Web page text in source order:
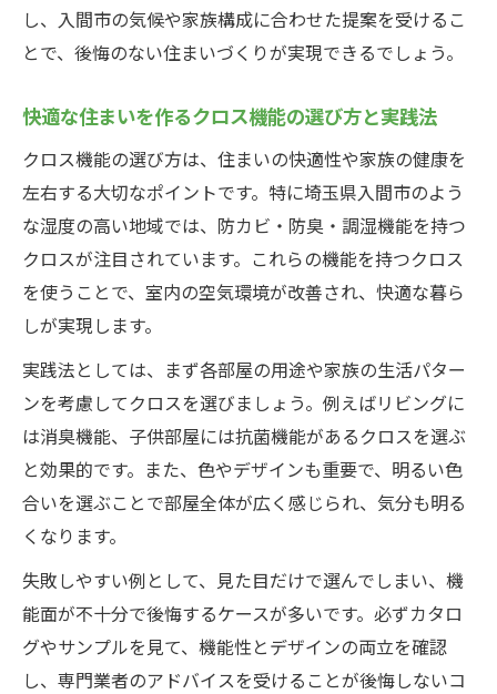
し、入間市の気候や家族構成に合わせた提案を受けるこ
とで、後悔のない住まいづくりが実現できるでしょう。
快適な住まいを作るクロス機能の選び方と実践法
クロス機能の選び方は、住まいの快適性や家族の健康を
左右する大切なポイントです。特に埼玉県入間市のよう
な湿度の高い地域では、防カビ・防臭・調湿機能を持つ
クロスが注目されています。これらの機能を持つクロス
を使うことで、室内の空気環境が改善され、快適な暮ら
しが実現します。
実践法としては、まず各部屋の用途や家族の生活パター
ンを考慮してクロスを選びましょう。例えばリビングに
は消臭機能、子供部屋には抗菌機能があるクロスを選ぶ
と効果的です。また、色やデザインも重要で、明るい色
合いを選ぶことで部屋全体が広く感じられ、気分も明る
くなります。
失敗しやすい例として、見た目だけで選んでしまい、機
能面が不十分で後悔するケースが多いです。必ずカタロ
グやサンプルを見て、機能性とデザインの両立を確認
し、専門業者のアドバイスを受けることが後悔しないコ